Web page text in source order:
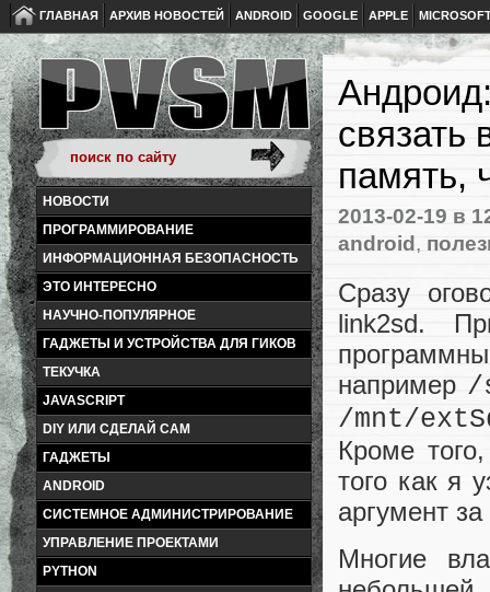
ГЛАВНАЯ АРХИВ НОВОСТЕЙ ANDROID GOOGLE APPLE
НОВОСТИ
ПРОГРАММИРОВАНИЕ
ИНФОРМАЦИОННАЯ БЕЗОПАСНОСТЬ
ЭТО ИНТЕРЕСНО
НАУЧНО-ПОПУЛЯРНОЕ
ГАДЖЕТЫ И УСТРОЙСТВА ДЛЯ ГИКОВ
ТЕКУЧКА
JAVASCRIPT
DIY ИЛИ СДЕЛАЙ САМ
ГАДЖЕТЫ
ANDROID
СИСТЕМНОЕ АДМИНИСТРИРОВАНИЕ
УПРАВЛЕНИЕ ПРОЕКТАМИ
PYTHON
память,
2013-02-19 в
android,
Сразу
link2sd.
например /
/mnt/
Кроме
того как я
аргумент
Многие